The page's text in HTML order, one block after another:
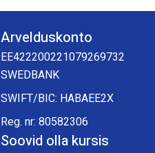
Arvelduskonto
EE422200221079269732
SWEDBANK
SWIFT/BIC: HABAEE2X
Reg. nr: 80582306
Soovid olla kursis